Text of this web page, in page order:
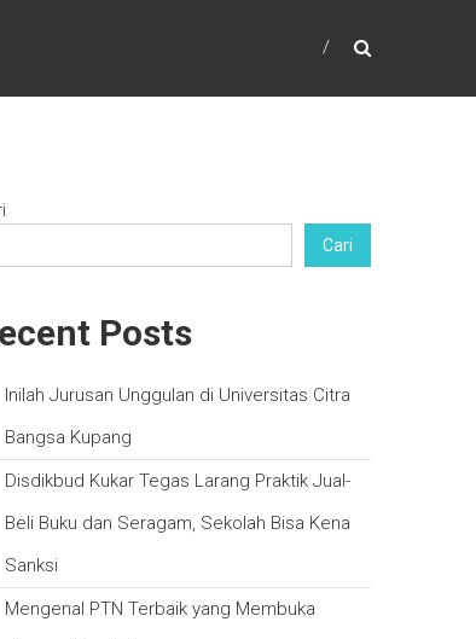
Cari
Posts
Inilah Jurusan Unggulan di Universitas Citra
Bangsa Kupang
Disdikbud Kukar Tegas Larang Praktik Jual-
Beli Buku dan Seragam, Sekolah Bisa Kena
Sanksi
Mengenal PTN Terbaik yang Membuka